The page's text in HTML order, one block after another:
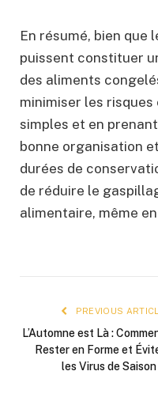
En résumé, bien que
puissent constituer
des aliments
minimiser les
simples et en
bonne organisation
durées de
de réduire le
alimentaire, même en
PREVIOUS
L’Automne est Là :
Rester en Forme et
les Virus de Saison